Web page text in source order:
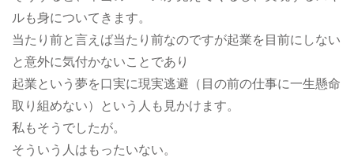
ルも身についてきます。
当たり前と言えば当たり前なのですが起業を目前にしない
と意外に気付かないことであり
起業という夢を口実に現実逃避（目の前の仕事に一生懸命
取り組めない）という人も見かけます。
私もそうでしたが。
そういう人はもったいない。